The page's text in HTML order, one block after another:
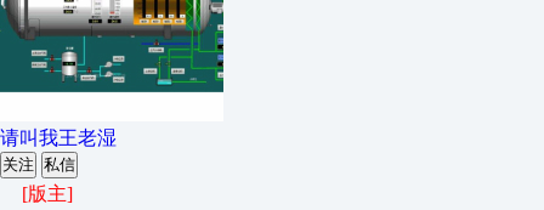
请叫我王老湿
关注 私信
[版主]